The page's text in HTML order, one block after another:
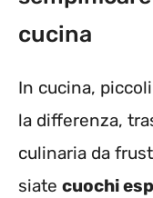
cucina
In cucina,
la differenza,
culinaria da
siate cuochi